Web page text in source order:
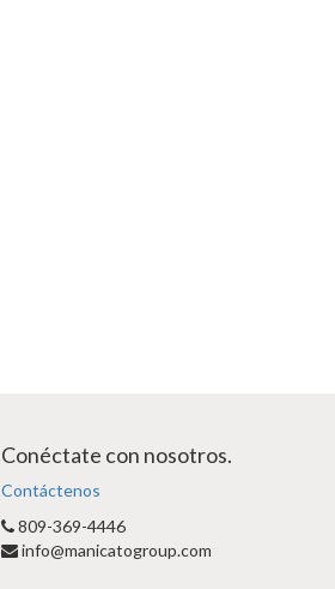
Conéctate con nosotros.
Contáctenos
809-369-4446
info@manicatogroup.com